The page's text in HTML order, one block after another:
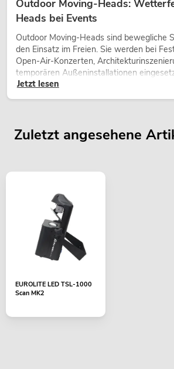
Outdoor Moving-Heads:
Heads bei Events
Outdoor Moving-Heads sind bewegliche
den Einsatz im Freien. Sie werden bei
Open-Air-Konzerten,
temporären Außeninstallationen
Jetzt lesen
Zuletzt angesehene
EUROLITE LED TSL-1000
Scan MK2